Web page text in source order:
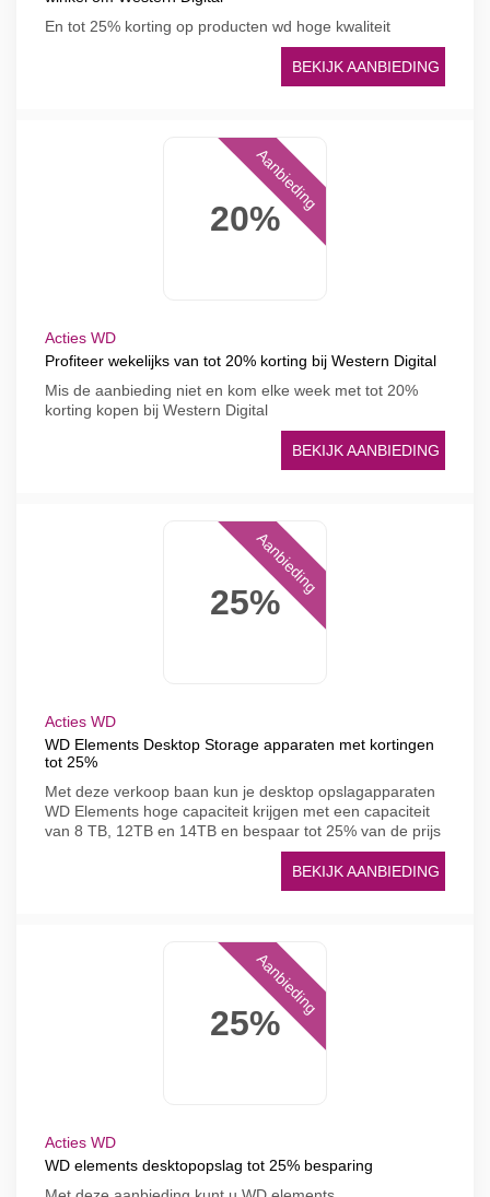
En tot 25% korting op producten wd hoge kwaliteit
BEKIJK AANBIEDING
20%
Aanbieding
Acties WD
Profiteer wekelijks van tot 20% korting bij Western Digital
Mis de aanbieding niet en kom elke week met tot 20%
korting kopen bij Western Digital
BEKIJK AANBIEDING
25%
Aanbieding
Acties WD
WD Elements Desktop Storage apparaten met kortingen
tot 25%
Met deze verkoop baan kun je desktop opslagapparaten
WD Elements hoge capaciteit krijgen met een capaciteit
van 8 TB, 12TB en 14TB en bespaar tot 25% van de prijs
BEKIJK AANBIEDING
25%
Aanbieding
Acties WD
WD elements desktopopslag tot 25% besparing